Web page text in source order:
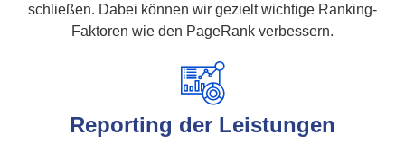
schließen. Dabei können wir gezielt wichtige Ranking-
Faktoren wie den PageRank verbessern.
Reporting der Leistungen